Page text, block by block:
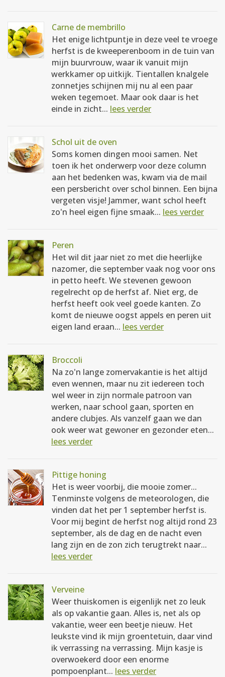
Carne de membrillo
Het enige lichtpuntje in deze veel te vroege
herfst is de kweeperenboom in de tuin van
mijn buurvrouw, waar ik vanuit mijn
werkkamer op uitkijk. Tientallen knalgele
zonnetjes schijnen mij nu al een paar
weken tegemoet. Maar ook daar is het
einde in zicht... lees verder
Schol uit de oven
Soms komen dingen mooi samen. Net
toen ik het onderwerp voor deze column
aan het bedenken was, kwam via de mail
een persbericht over schol binnen. Een bijna
vergeten visje! Jammer, want schol heeft
zo'n heel eigen fijne smaak... lees verder
Peren
Het wil dit jaar niet zo met die heerlijke
nazomer, die september vaak nog voor ons
in petto heeft. We stevenen gewoon
regelrecht op de herfst af. Niet erg, de
herfst heeft ook veel goede kanten. Zo
komt de nieuwe oogst appels en peren uit
eigen land eraan... lees verder
Broccoli
Na zo'n lange zomervakantie is het altijd
even wennen, maar nu zit iedereen toch
wel weer in zijn normale patroon van
werken, naar school gaan, sporten en
andere clubjes. Als vanzelf gaan we dan
ook weer wat gewoner en gezonder eten...
lees verder
Pittige honing
Het is weer voorbij, die mooie zomer...
Tenminste volgens de meteorologen, die
vinden dat het per 1 september herfst is.
Voor mij begint de herfst nog altijd rond 23
september, als de dag en de nacht even
lang zijn en de zon zich terugtrekt naar...
lees verder
Verveine
Weer thuiskomen is eigenlijk net zo leuk
als op vakantie gaan. Alles is, net als op
vakantie, weer een beetje nieuw. Het
leukste vind ik mijn groentetuin, daar vind
ik verrassing na verrassing. Mijn kasje is
overwoekerd door een enorme
pompoenplant... lees verder